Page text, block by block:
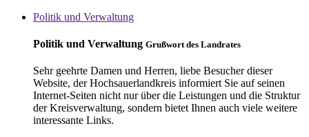
Politik und Verwaltung
Politik und Verwaltung Grußwort des Landrates
Sehr geehrte Damen und Herren, liebe Besucher dieser
Website, der Hochsauerlandkreis informiert Sie auf seinen
Internet-Seiten nicht nur über die Leistungen und die Struktur
der Kreisverwaltung, sondern bietet Ihnen auch viele weitere
interessante Links.